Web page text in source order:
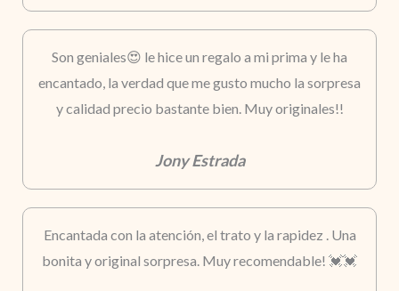
Son geniales😍 le hice un regalo a mi prima y le ha
encantado, la verdad que me gusto mucho la sorpresa
y calidad precio bastante bien. Muy originales!!
Jony Estrada
Encantada con la atención, el trato y la rapidez . Una
bonita y original sorpresa. Muy recomendable! 💓💓